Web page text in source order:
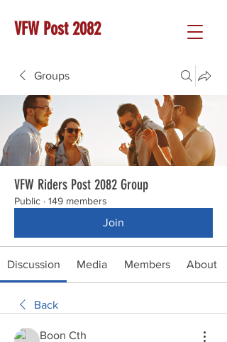
VFW Post 2082
Groups
VFW Riders Post 2082 Group
Public · 149 members
Join
Discussion Media Members About
Back
Boon Cth